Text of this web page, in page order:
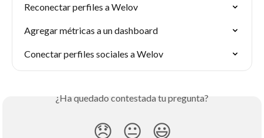
Reconectar perfiles a Welov
Agregar métricas a un dashboard
Conectar perfiles sociales a Welov
¿Ha quedado contestada tu pregunta?
😞 😐 😃